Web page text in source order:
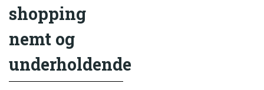
shopping
nemt og
underholdende